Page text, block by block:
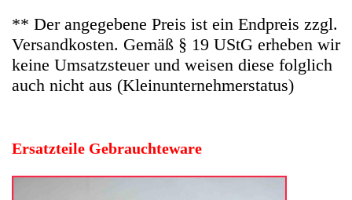
Original Ersatzteil: Wasser Schlauch Anschluss
Kupplung Boiler
Hersteller: Siemens